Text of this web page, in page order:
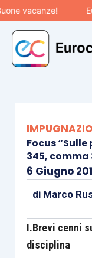
Vai
al
contenuto
Focus
345, comma
6 Giugno
di Marco
I.Brevi cenni
disciplina